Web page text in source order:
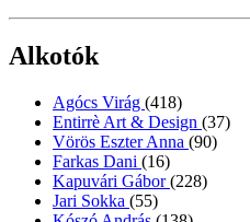
Alkotók
Agócs Virág (418)
Entirrè Art & Design (37)
Vörös Eszter Anna (90)
Farkas Dani (16)
Kapuvári Gábor(228)
Jari Sokka (55)